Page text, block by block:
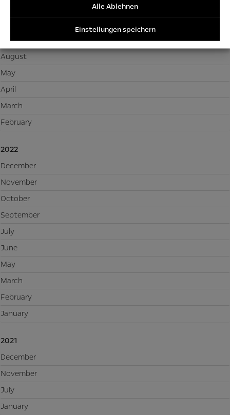
Alle Ablehnen
Einstellungen speichern
September
August
May
April
March
February
2022
December
November
October
September
July
June
May
March
February
January
2021
December
November
July
January